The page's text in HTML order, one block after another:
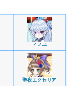
マフユ
聖夜エクセリア